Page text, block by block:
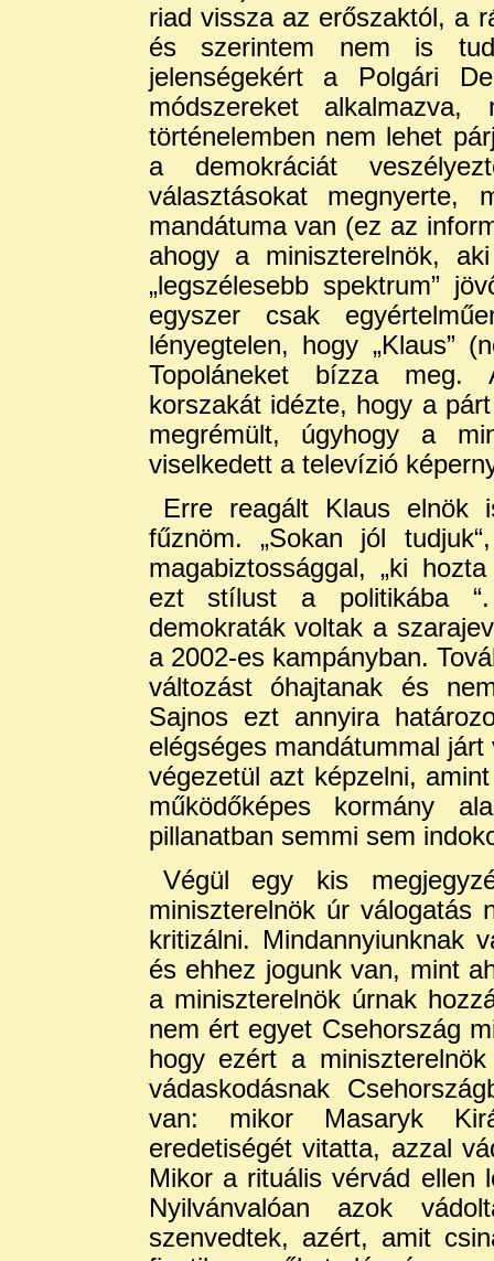
riad vissza az erőszaktól, a
és szerintem nem is
jelenségekért a Polgári
módszereket
történelemben nem lehet
a demokráciát
választásokat megnyerte,
mandátuma van (ez az
ahogy a miniszterelnök,
„legszélesebb spektrum”
egyszer csak
lényegtelen, hogy „Klaus”
Topoláneket bízza meg.
korszakát idézte, hogy a
megrémült, úgyhogy a
viselkedett a televízió
Erre reagált Klaus elnök
fűznöm. „Sokan jól
magabiztossággal, „ki
ezt stílust a politikába “.
demokraták voltak a
a 2002-es kampányban.
változást óhajtanak és
Sajnos ezt annyira
elégséges mandátummal
végezetül azt képzelni,
működőképes kormány
pillanatban semmi sem
Végül egy kis
miniszterelnök úr válogatás
kritizálni. Mindannyiunknak
és ehhez jogunk van, mint
a miniszterelnök úrnak
nem ért egyet Csehország
hogy ezért a
vádaskodásnak
van: mikor Masaryk
eredetiségét vitatta, azzal
Mikor a rituális vérvád ellen
Nyilvánvalóan azok
szenvedtek, azért, amit